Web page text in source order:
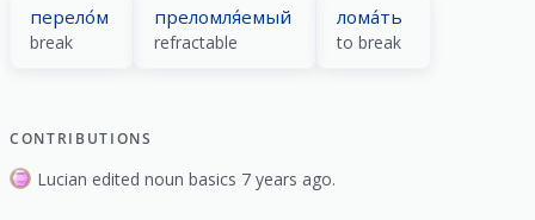
перело́м
break
преломля́емый
refractable
лома́ть
to break
CONTRIBUTIONS
Lucian edited noun basics 7 years ago.